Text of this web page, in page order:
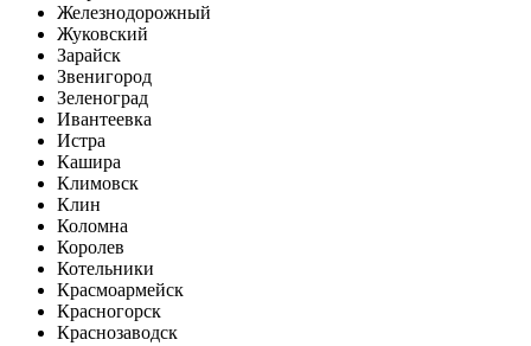
Железнодорожный
Жуковский
Зарайск
Звенигород
Зеленоград
Ивантеевка
Истра
Кашира
Климовск
Клин
Коломна
Королев
Котельники
Красмоармейск
Красногорск
Краснозаводск